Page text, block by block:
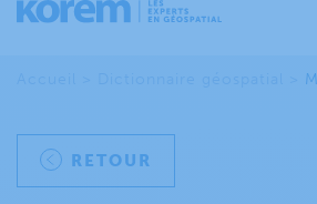
RETOUR